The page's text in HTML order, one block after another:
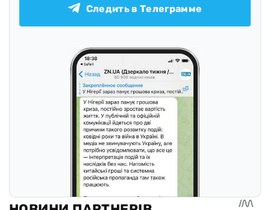
Следить в Телеграмме